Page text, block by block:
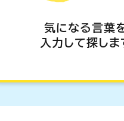
気になる言葉
入力して探しま